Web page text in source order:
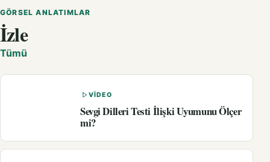
GÖRSEL ANLATIMLAR
İzle
Tümü
VIDEO
Sevgi Dilleri Testi İlişki Uyumunu Ölçer
mi?